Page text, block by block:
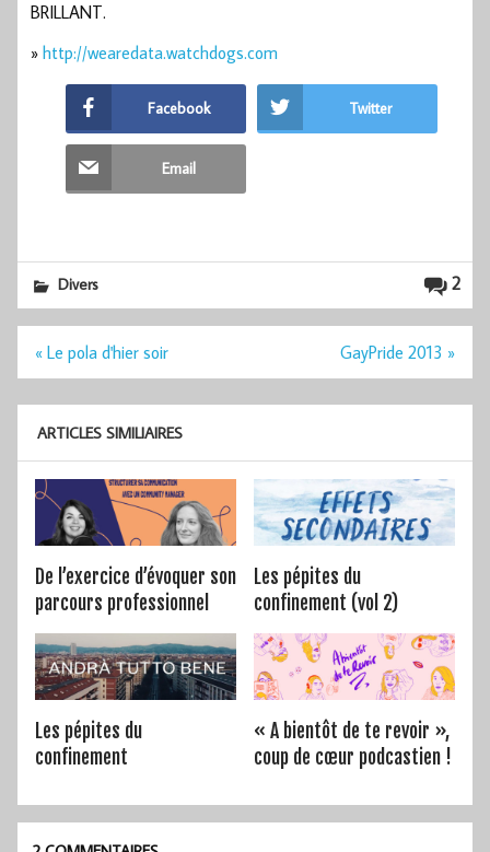
BRILLANT.
» http://wearedata.watchdogs.com
Facebook Twitter
Email
2
Divers
Navigation
l’article
« Le pola d'hier soir GayPride 2013 »
ARTICLES SIMILIAIRES
De l’exercice d’évoquer son
parcours professionnel
Les pépites du
confinement (vol 2)
Les pépites du
confinement
« A bientôt de te revoir »,
coup de cœur podcastien !